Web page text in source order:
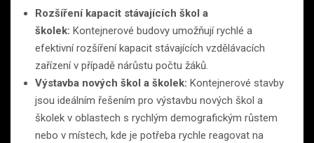
Rozšíření kapacit stávajících škol a
školek: Kontejnerové budovy umožňují rychlé a
efektivní rozšíření kapacit stávajících vzdělávacích
zařízení v případě nárůstu počtu žáků.
Výstavba nových škol a školek: Kontejnerové stavby
jsou ideálním řešením pro výstavbu nových škol a
školek v oblastech s rychlým demografickým růstem
nebo v místech, kde je potřeba rychle reagovat na